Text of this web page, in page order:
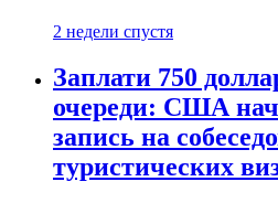
2 недели спустя
Заплати 750
очереди: США
запись на
туристических